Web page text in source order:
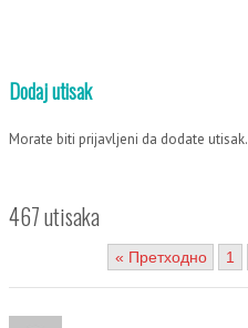
Dodaj utisak
Morate biti prijavljeni da dodate utisak.
467 utisaka
« Претходно 1